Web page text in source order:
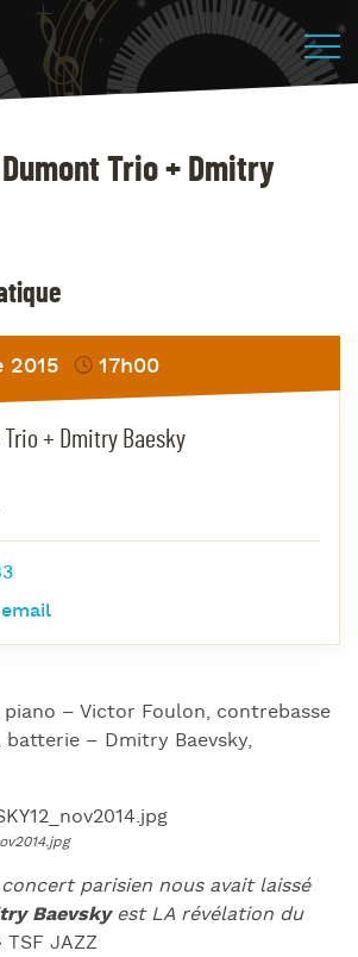
Trio + Dmitry
– Victor Foulon, contrebasse
batterie – Dmitry Baevsky,
parisien nous avait laissé
Baevskyest LA révélation du
TSF JAZZ
2015 17h00
+ Dmitry Baesky